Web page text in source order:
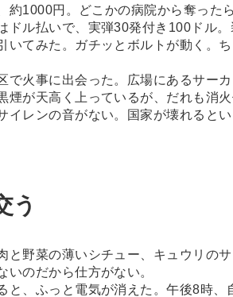
1000円。どこかの病院から奪ったら
ル払いで、実弾30発付き100ドル。
いてみた。ガチッとボルトが動く。
火事に出会った。広場にあるサー
煙が天高く上っているが、だれも消
イレンの音がない。国家が壊れると
う
野菜の薄いシチュー、キュウリの
のだから仕方がない。
、ふっと電気が消えた。午後8時、